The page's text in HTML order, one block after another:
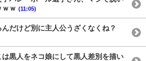
ｗ (11:05)
だけど別に主人公うざくなくね？
黒人をネコ娘にして黒人差別を描い